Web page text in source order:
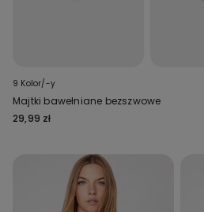
9 Kolor/-y
Majtki bawełniane bezszwowe
29,99 zł